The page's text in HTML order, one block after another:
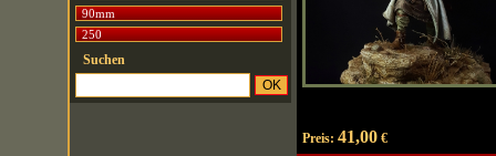
90mm
250
Suchen
Preis: 41,00€